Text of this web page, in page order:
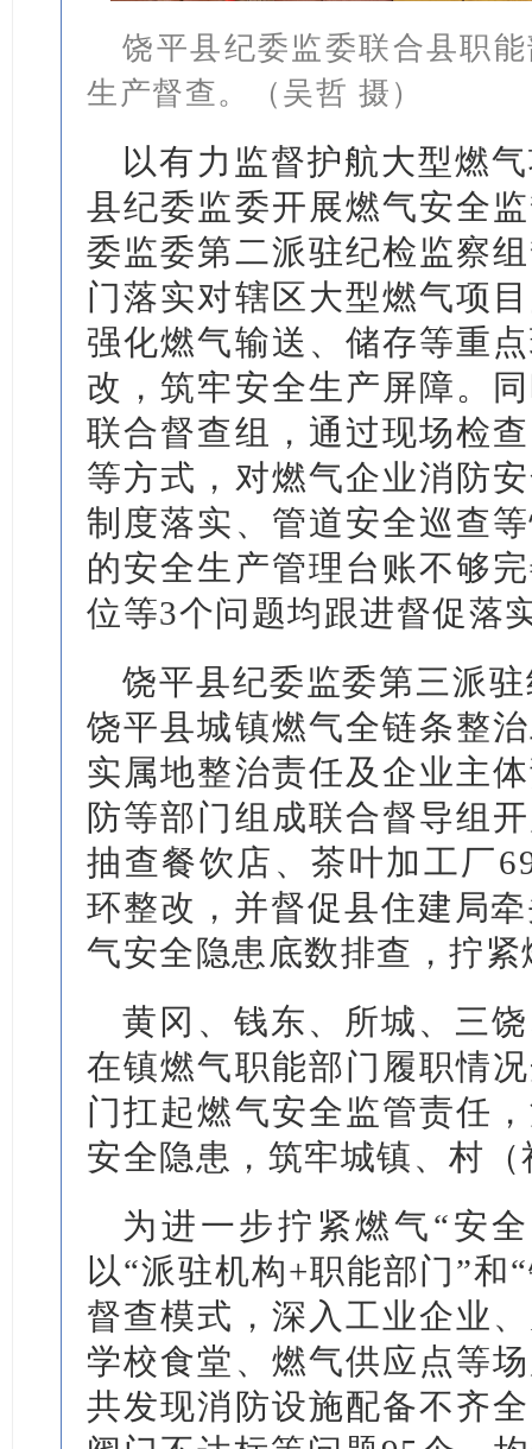
饶平县纪委监委联合县职
生产督查。（吴哲 摄）
以有力监督护航大型燃
县纪委监委开展燃气安全
委监委第二派驻纪检监察
门落实对辖区大型燃气项
强化燃气输送、储存等重
改，筑牢安全生产屏障。
联合督查组，通过现场检
等方式，对燃气企业消防
制度落实、管道安全巡查
的安全生产管理台账不够
位等3个问题均跟进督促落
饶平县纪委监委第三派
饶平县城镇燃气全链条整
实属地整治责任及企业主
防等部门组成联合督导组
抽查餐饮店、茶叶加工厂
环整改，并督促县住建局
气安全隐患底数排查，拧
黄冈、钱东、所城、三
在镇燃气职能部门履职情
门扛起燃气安全监管责任
安全隐患，筑牢城镇、村
为进一步拧紧燃气“安
以“派驻机构+职能部门”和
督查模式，深入工业企业
学校食堂、燃气供应点等
共发现消防设施配备不齐